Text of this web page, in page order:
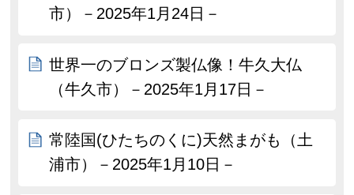
市）－2025年1月24日－
世界一のブロンズ製仏像！牛久大仏
（牛久市）－2025年1月17日－
常陸国(ひたちのくに)天然まがも（土
浦市）－2025年1月10日－